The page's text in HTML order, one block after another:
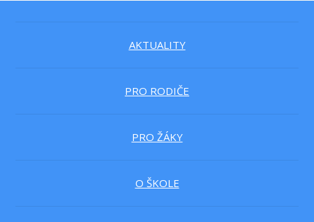
AKTUALITY
PRO RODIČE
PRO ŽÁKY
O ŠKOLE